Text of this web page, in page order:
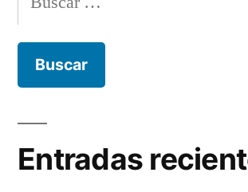
entradas
Entradas